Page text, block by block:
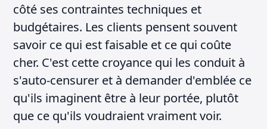
côté ses contraintes techniques et
budgétaires. Les clients pensent souvent
savoir ce qui est faisable et ce qui coûte
cher. C'est cette croyance qui les conduit à
s'auto-censurer et à demander d'emblée ce
qu'ils imaginent être à leur portée, plutôt
que ce qu'ils voudraient vraiment voir.